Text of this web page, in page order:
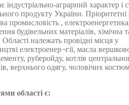
аграрний характер і
продукту України. Пріоритетні
промисловість ,
будівельних матеріалів, хімічна
належать провідні місця у
електроенер¬гії, масла
руберойду, котлів
верхнього одягу, чоловічих
області є: